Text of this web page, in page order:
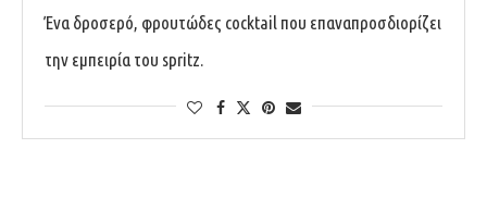
Ένα δροσερό, φρουτώδες cocktail που επαναπροσδιορίζει
την εμπειρία του spritz.